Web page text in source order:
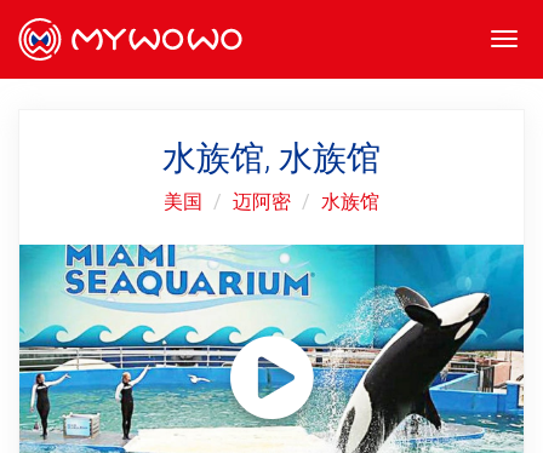
水族馆, 水族馆
美国 迈阿密 水族馆